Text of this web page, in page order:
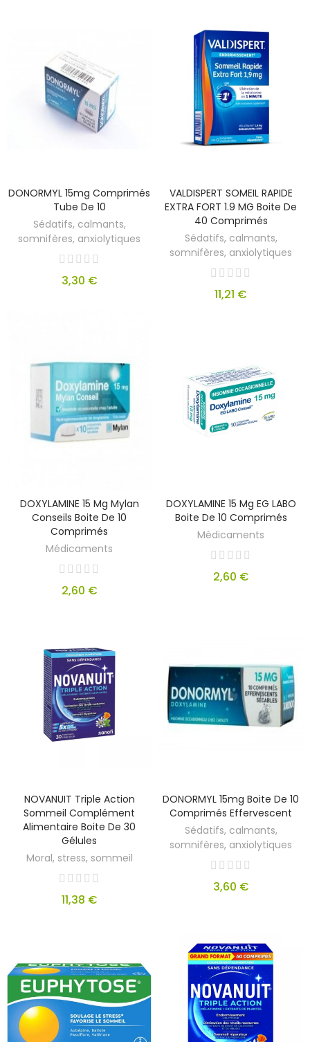
DONORMYL 15mg Comprimés
Tube De 10
Sédatifs, calmants,
somnifères, anxiolytiques
3,30 €
VALDISPERT SOMEIL RAPIDE
EXTRA FORT 1.9 MG Boite De
40 Comprimés
Sédatifs, calmants,
somnifères, anxiolytiques
11,21 €
DOXYLAMINE 15 Mg Mylan
Conseils Boite De 10
Comprimés
Médicaments
2,60 €
DOXYLAMINE 15 Mg EG LABO
Boite De 10 Comprimés
Médicaments
2,60 €
NOVANUIT Triple Action
Sommeil Complément
Alimentaire Boite De 30
Gélules
Moral, stress, sommeil
11,38 €
DONORMYL 15mg Boite De 10
Comprimés Effervescent
Sédatifs, calmants,
somnifères, anxiolytiques
3,60 €